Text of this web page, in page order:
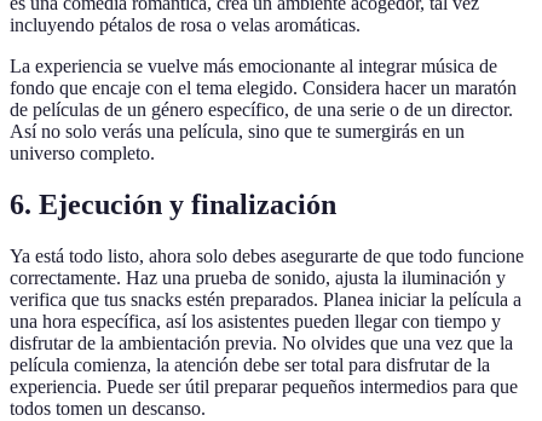
incluyendo pétalos de rosa o velas aromáticas.
La experiencia se vuelve más emocionante al integrar música de
fondo que encaje con el tema elegido. Considera hacer un maratón
de películas de un género específico, de una serie o de un director.
Así no solo verás una película, sino que te sumergirás en un
universo completo.
6. Ejecución y finalización
Ya está todo listo, ahora solo debes asegurarte de que todo funcione
correctamente. Haz una prueba de sonido, ajusta la iluminación y
verifica que tus snacks estén preparados. Planea iniciar la película a
una hora específica, así los asistentes pueden llegar con tiempo y
disfrutar de la ambientación previa. No olvides que una vez que la
película comienza, la atención debe ser total para disfrutar de la
experiencia. Puede ser útil preparar pequeños intermedios para que
todos tomen un descanso.